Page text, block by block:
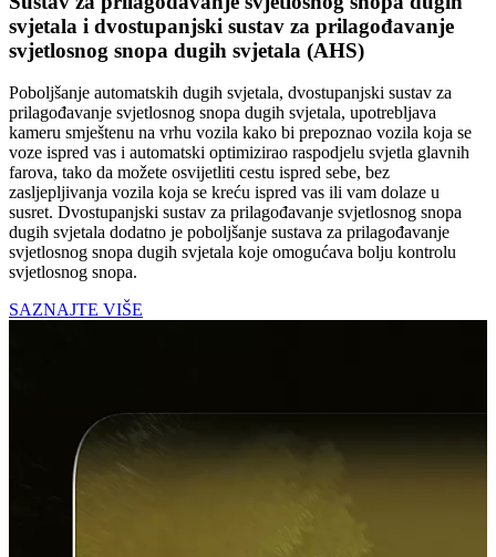
svjetala i dvostupanjski sustav za prilagođavanje
svjetlosnog snopa dugih svjetala (AHS)
Poboljšanje automatskih dugih svjetala, dvostupanjski sustav za
prilagođavanje svjetlosnog snopa dugih svjetala, upotrebljava
kameru smještenu na vrhu vozila kako bi prepoznao vozila koja se
voze ispred vas i automatski optimizirao raspodjelu svjetla glavnih
farova, tako da možete osvijetliti cestu ispred sebe, bez
zasljepljivanja vozila koja se kreću ispred vas ili vam dolaze u
susret. Dvostupanjski sustav za prilagođavanje svjetlosnog snopa
dugih svjetala dodatno je poboljšanje sustava za prilagođavanje
svjetlosnog snopa dugih svjetala koje omogućava bolju kontrolu
svjetlosnog snopa.
SAZNAJTE VIŠE